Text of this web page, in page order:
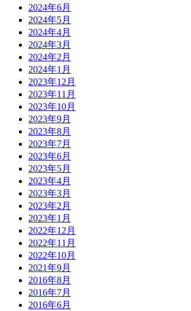
2024年6月
2024年5月
2024年4月
2024年3月
2024年2月
2024年1月
2023年12月
2023年11月
2023年10月
2023年9月
2023年8月
2023年7月
2023年6月
2023年5月
2023年4月
2023年3月
2023年2月
2023年1月
2022年12月
2022年11月
2022年10月
2021年9月
2016年8月
2016年7月
2016年6月